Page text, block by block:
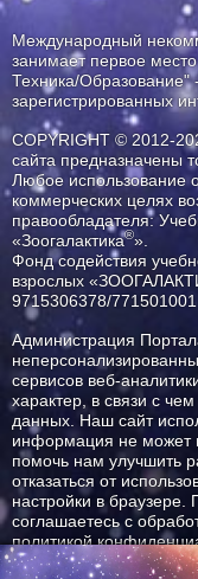
Международный
занимает первое место
Техника/Образование"
зарегистрированных
COPYRIGHT © 2012-
сайта предназначены
Любое использование
коммерческих целях
правообладателя:
«Зоогалактика®».
Фонд содействия
взрослых
9715306378/771501001
Администрация
сервисов веб-
характер, в связи с
данных. Наш сайт
информация не может
помочь нам улучшить
отказаться от
настройки в
соглашаетесь с
политикой